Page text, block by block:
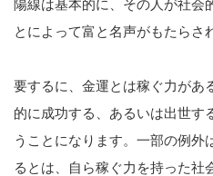
陽線は基本的に、その人が社会
とによって富と名声がもたらさ
要するに、金運とは稼ぐ力があ
的に成功する、あるいは出世す
うことになります。一部の例外
るとは、自ら稼ぐ力を持った社